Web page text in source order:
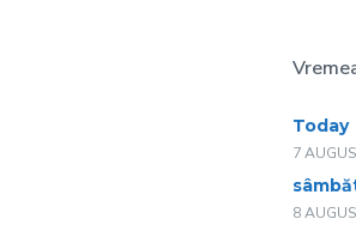
Today
7
8